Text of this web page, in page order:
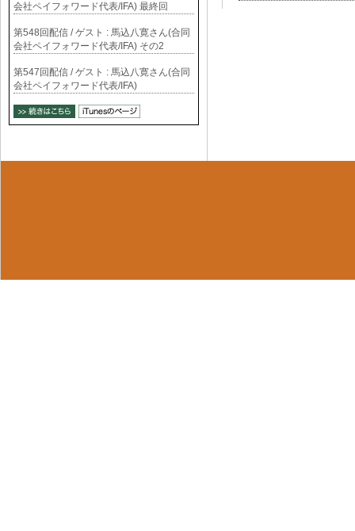
会社ペイフォワード代表/IFA) 最終回
第548回配信 / ゲスト : 馬込八寛さん(合同
会社ペイフォワード代表/IFA) その2
第547回配信 / ゲスト : 馬込八寛さん(合同
会社ペイフォワード代表/IFA)